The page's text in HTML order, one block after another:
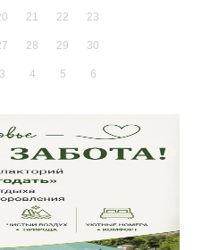
21 22 23
28 29 30
3 4 5 6